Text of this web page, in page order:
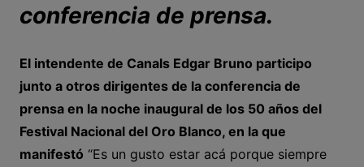
conferencia de prensa.
El intendente de Canals Edgar Bruno participo
junto a otros dirigentes de la conferencia de
prensa en la noche inaugural de los 50 años del
Festival Nacional del Oro Blanco, en la que
manifestó “Es un gusto estar acá porque siempre